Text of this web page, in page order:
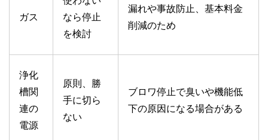
ガス
なら停止
を検討
漏れや事故防止、基本料金
削減のため
浄化
槽関
連の
電源
原則、勝
手に切ら
ない
ブロワ停止で臭いや機能低
下の原因になる場合がある